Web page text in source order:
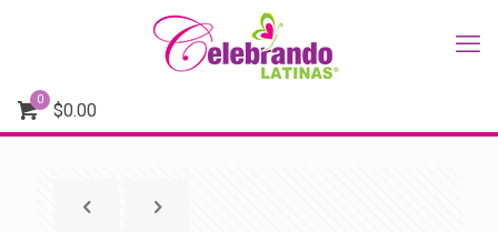
0
$0.00